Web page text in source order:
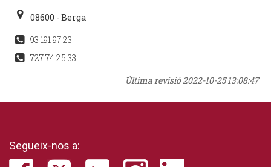
08600 - Berga
93 191 97 23
727 74 25 33
Última revisió2022-10-25 13:08:47
Segueix-nos a: